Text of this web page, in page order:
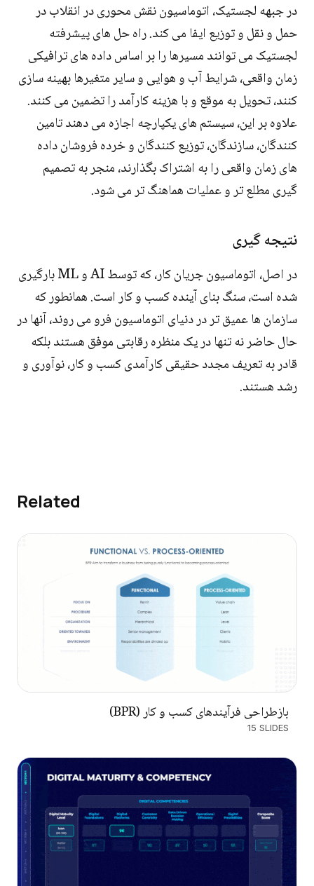
در جبهه لجستیک، اتوماسیون نقش محوری در انقلاب در
حمل و نقل و توزیع ایفا می کند. راه حل های پیشرفته
لجستیک می توانند مسیرها را بر اساس داده های ترافیکی
زمان واقعی، شرایط آب و هوایی و سایر متغیرها بهینه سازی
کنند، تحویل به موقع و با هزینه کارآمد را تضمین می کنند.
علاوه بر این، سیستم های یکپارچه اجازه می دهند تامین
کنندگان، سازندگان، توزیع کنندگان و خرده فروشان داده
های زمان واقعی را به اشتراک بگذارند، منجر به تصمیم
گیری مطلع تر و عملیات هماهنگ تر می شود.
نتیجه گیری
در اصل، اتوماسیون جریان کار، که توسط AI و ML بارگیری
شده است، سنگ بنای آینده کسب و کار است. همانطور که
سازمان ها عمیق تر در دنیای اتوماسیون فرو می روند، آنها در
حال حاضر نه تنها در یک منظره رقابتی موفق هستند بلکه
قادر به تعریف مجدد حقیقی کارآمدی کسب و کار، نوآوری و
رشد هستند.
Related
بازطراحی فرآیندهای کسب و کار (BPR)
15 SLIDES